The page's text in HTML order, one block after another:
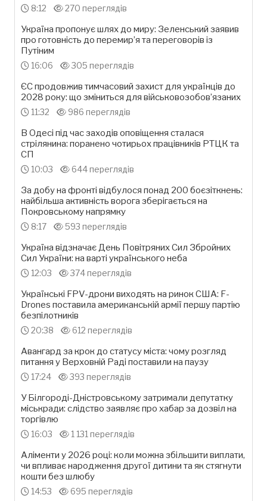
8:12 270 переглядів
Україна пропонує шлях до миру: Зеленський заявив
про готовність до перемир’я та переговорів із
Путіним
16:06 305 переглядів
ЄС продовжив тимчасовий захист для українців до
2028 року: що зміниться для військовозобов’язаних
11:32 986 переглядів
В Одесі під час заходів оповіщення сталася
стрілянина: поранено чотирьох працівників РТЦК та
СП
10:03 644 переглядів
За добу на фронті відбулося понад 200 боєзіткнень:
найбільша активність ворога зберігається на
Покровському напрямку
8:17 593 переглядів
Україна відзначає День Повітряних Сил Збройних
Сил України: на варті українського неба
12:03 374 переглядів
Українські FPV-дрони виходять на ринок США: F-
Drones поставила американській армії першу партію
безпілотників
20:38 612 переглядів
Авангард за крок до статусу міста: чому розгляд
питання у Верховній Раді поставили на паузу
17:24 393 переглядів
У Білгороді-Дністровському затримали депутатку
міськради: слідство заявляє про хабар за дозвіл на
торгівлю
16:03 1 131 переглядів
Аліменти у 2026 році: коли можна збільшити виплати,
чи впливає народження другої дитини та як стягнути
кошти без шлюбу
14:53 695 переглядів